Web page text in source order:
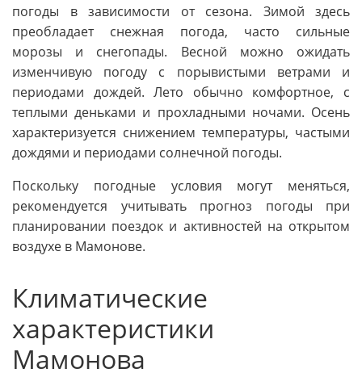
погоды в зависимости от сезона. Зимой здесь
преобладает снежная погода, часто сильные
морозы и снегопады. Весной можно ожидать
изменчивую погоду с порывистыми ветрами и
периодами дождей. Лето обычно комфортное, с
теплыми деньками и прохладными ночами. Осень
характеризуется снижением температуры, частыми
дождями и периодами солнечной погоды.
Поскольку погодные условия могут меняться,
рекомендуется учитывать прогноз погоды при
планировании поездок и активностей на открытом
воздухе в Мамонове.
Климатические
характеристики
Мамонова